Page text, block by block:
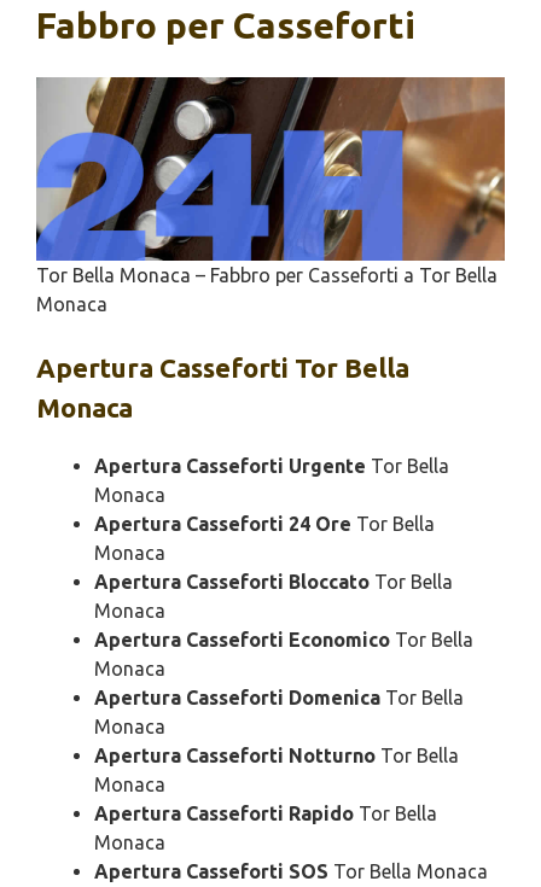
Fabbro per Casseforti
Tor Bella Monaca – Fabbro per Casseforti a Tor Bella
Monaca
Apertura Casseforti Tor Bella
Monaca
Apertura Casseforti Urgente Tor Bella
Monaca
Apertura Casseforti 24 Ore Tor Bella
Monaca
Apertura Casseforti Bloccato Tor Bella
Monaca
Apertura Casseforti Economico Tor Bella
Monaca
Apertura Casseforti Domenica Tor Bella
Monaca
Apertura Casseforti Notturno Tor Bella
Monaca
Apertura Casseforti Rapido Tor Bella
Monaca
Apertura Casseforti SOS Tor Bella Monaca